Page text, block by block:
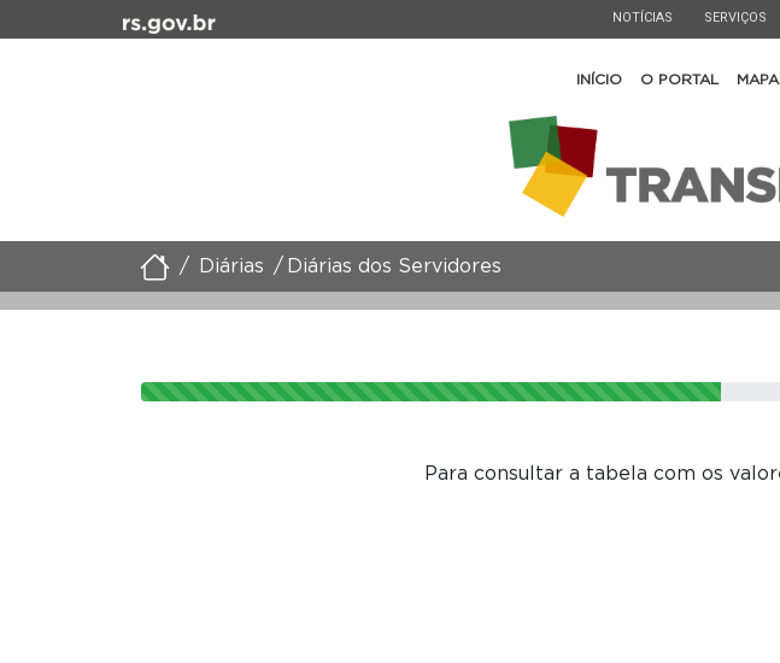
ESTADO
NOTÍCIAS ESTADO
SERVIÇOS
INÍCIO O PORTAL
Diárias Diárias dos Servidores
Para consultar a tabela com os